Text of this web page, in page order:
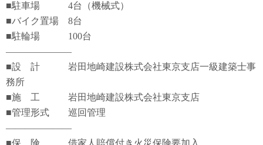
■駐車場 4台（機械式）
■バイク置場 8台
■駐輪場 100台
―――――――
■設 計 岩田地崎建設株式会社東京支店一級建築士事
務所
■施 工 岩田地崎建設株式会社東京支店
■管理形式 巡回管理
―――――――
■保 険 借家人賠償付き火災保険要加入